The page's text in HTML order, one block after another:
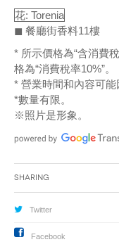
花: Torenia
◼ 餐廳街香料11樓
* 所示價格為“含消費
格為“消費稅率10%”。
* 營業時間和內容可能
*數量有限。
※照片是形象。
Sharing
Twitter
Facebook